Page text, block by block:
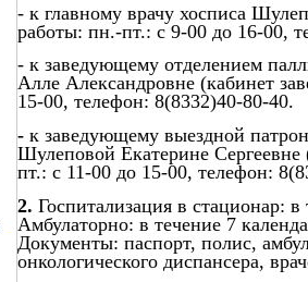
- к главному врачу хосписа
работы: пн.-пт.: с 9-00 до 16-00,
- к заведующему отделением
Алле Александровне (кабинет
15-00, телефон: 8(8332)40-80-40.
- к заведующему выездной
Шулеповой Екатерине
пт.: с 11-00 до 15-00, телефон:
2. Госпитализация в стационар:
Амбулаторно: в течение 7
Документы: паспорт, полис,
онкологического диспансера,